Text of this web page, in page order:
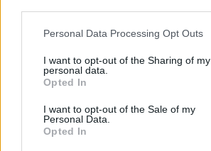
Personal Data Processing Opt Outs
I want to opt-out of the Sharing of my
personal data.
Opted In
I want to opt-out of the Sale of my
Personal Data.
Opted In